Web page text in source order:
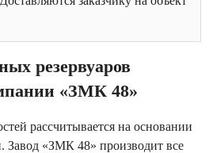
резервуаров
«ЗМК 48»
рассчитывается на основании
Завод «ЗМК 48» производит все